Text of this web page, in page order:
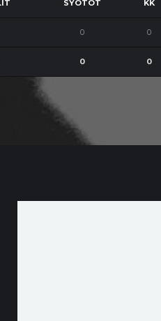
SYÖTÖT KK
0 0
0 0